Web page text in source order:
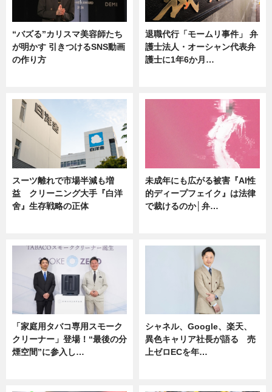
“バズる”カリスマ美容師たち
が明かす 引きつけるSNS動画
の作り方
退職代行「モームリ事件」 弁
護士法人・オーシャン代表弁
護士に1年6か月…
スーツ離れで市場半減も増
益 クリーニング大手『白洋
舍』生存戦略の正体
未成年にも広がる被害『AI性
的ディープフェイク』は法律
で裁けるのか│弁…
「家庭用タバコ専用スモーク
クリーナー」登場！“最後の分
煙空間”に参入し…
シャネル、Google、楽天、
異色キャリア社長が語る 売
上ゼロECを年…